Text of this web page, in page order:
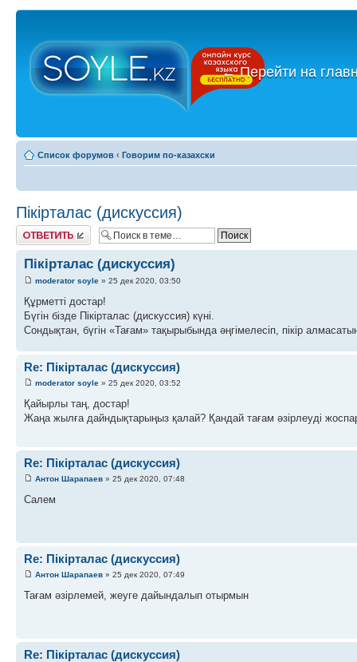
←Перейти на
Список форумов ‹ Говорим по-казахски
Пікірталас (дискуссия)
Ответить
Пікірталас (дискуссия)
moderator soyle » 25 дек 2020, 03:50
Құрметті достар!
Бүгін бізде Пікірталас (дискуссия) күні.
Сондықтан, бүгін «Тағам» тақырыбында әңгімелесіп, пікір
Re: Пікірталас (дискуссия)
moderator soyle » 25 дек 2020, 03:52
Қайырлы таң, достар!
Жаңа жылға дайндықтарыңыз қалай? Қандай тағам әзірлеуді
Re: Пікірталас (дискуссия)
Антон Шарапаев » 25 дек 2020, 07:48
Салем
Re: Пікірталас (дискуссия)
Антон Шарапаев » 25 дек 2020, 07:49
Тағам әзірлемей, жеуге дайындалып отырмын
Re: Пікірталас (дискуссия)